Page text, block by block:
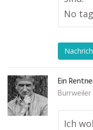
No
Ein
Burrweiler
Ich